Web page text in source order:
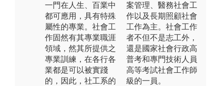
一門在人生、百業中
都可應用，具有特殊
屬性的專業。社會工
作固然有其專業職涯
領域，然其所提供之
專業訓練，在各行各
業都是可以被實踐
的，因此，社工系的
案管理、醫務社會工
作以及長期照顧社會
工作為主。社會工作
者不但不是志工外，
還是國家社會行政高
普考和專門技術人員
高等考試社會工作師
級的一員。